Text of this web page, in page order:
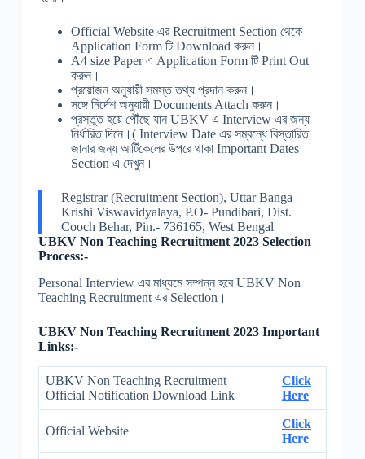
Official Website এর Recruitment Section থেকে
Application Form টি Download করুন।
A4 size Paper এ Application Form টি Print Out
করুন।
প্রয়োজন অনুযায়ী সমস্ত তথ্য প্রদান করুন।
সঙ্গে নির্দেশ অনুযায়ী Documents Attach করুন।
প্রস্তুত হয়ে পৌঁছে যান UBKV এ Interview এর জন্য
নির্ধারিত দিনে।( Interview Date এর সম্বন্ধে বিস্তারিত
জানার জন্য আর্টিকেলের উপরে থাকা Important Dates
Section এ দেখুন।
Registrar (Recruitment Section), Uttar Banga
Krishi Viswavidyalaya, P.O- Pundibari, Dist.
Cooch Behar, Pin.- 736165, West Bengal
UBKV Non Teaching Recruitment 2023 Selection
Process:-
Personal Interview এর মাধ্যমে সম্পন্ন হবে UBKV Non
Teaching Recruitment এর Selection।
UBKV Non Teaching Recruitment 2023 Important
Links:-
UBKV Non Teaching Recruitment
Official Notification Download Link
Click
Here
Official Website
Click
Here